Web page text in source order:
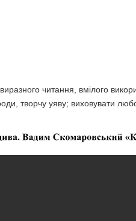
читання, вмілого
творчу уяву; виховувати